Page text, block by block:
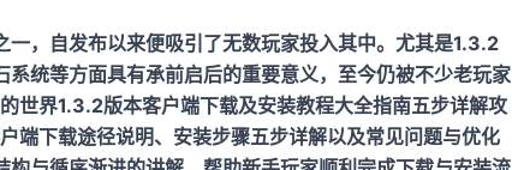
一，自发布以来便吸引了无数玩家投入其中。尤其是1.3.2
统等方面具有承前启后的重要意义，至今仍被不少老玩家
世界1.3.2版本客户端下载及安装教程大全指南五步详解攻
端下载途径说明、安装步骤五步详解以及常见问题与优化